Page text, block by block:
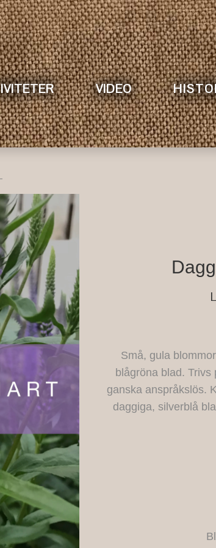
VIDEO
Små, gula
blågröna blad.
ganska anspråkslös.
daggiga, silverblå